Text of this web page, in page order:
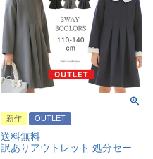
新作 OUTLET
送料無料
訳ありアウトレット 処分セール 白襟令嬢ワンピース【セール】入学式 卒業式 スーツ スカラップレース白襟長袖ワンピース 外せる襟 きちんとワンピース 喪服 お受験 キッズ 女の子 フォーマル キャサリンコテージ TAK [在庫限り]